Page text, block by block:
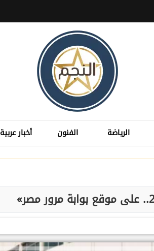
الرياضة الفنون أخبار عربية